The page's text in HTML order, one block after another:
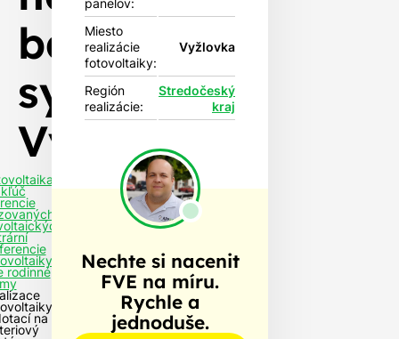
bateriový
systém-
Vyžlovka
rodinné
na
panelov:
Miesto
realizácie
fotovoltaiky:
Vyžlovka
Región
realizácie:
Stredočeský
kraj
Nechte si nacenit
FVE na míru.
Rychle a
jednoduše.